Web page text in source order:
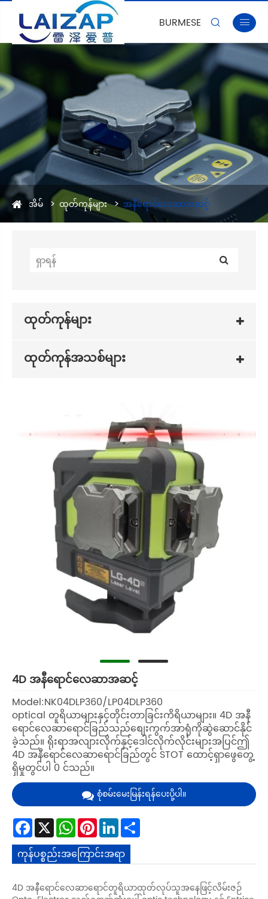
BURMESE  
အိမ် ထုတ်ကုန်များ အနီရောင်လေဆာအဆင့်
ထုတ်ကုန်များ
ထုတ်ကုန်အသစ်များ
4D အနီရောင်လေဆာအဆင့်
Model:NK04DLP360/LP04DLP360
optical တူရိယာများနှင့်တိုင်းတာခြင်းကိရိယာများ။ 4D အနီ
ရောင်လေဆာရောင်ခြည်သည်စျေးကွက်အာရုံကိုဆွဲဆောင်နိုင်
ခဲ့သည်။ ရိုးရာအလျားလိုက်နှင့်ဒေါင်လိုက်လိုင်းများအပြင်ဤ
4D အနီရောင်လေဆာရောင်ခြည်တွင် STOT ထောင့်ရှာဖွေတွေ့
ရှိမှုတွင်ပါ 0 င်သည်။
စုံစမ်းမေးမြန်းရန်ပေးပို့ပါ။
Facebook
X WhatsApp
Pinterest
LinkedIn
ကုန်ပစ္စည်းအကြောင်းအရာ
4D အနီရောင်လေဆာရောင်တူရိယာထုတ်လုပ်သူအနေဖြင့်လိမ်းဇဉ်